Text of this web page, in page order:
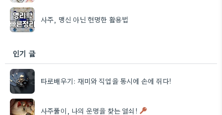
사주, 맹신 아닌 현명한 활용법
인기 글
타로배우기: 재미와 직업을 동시에 손에 쥐다!
사주풀이, 나의 운명을 찾는 열쇠!